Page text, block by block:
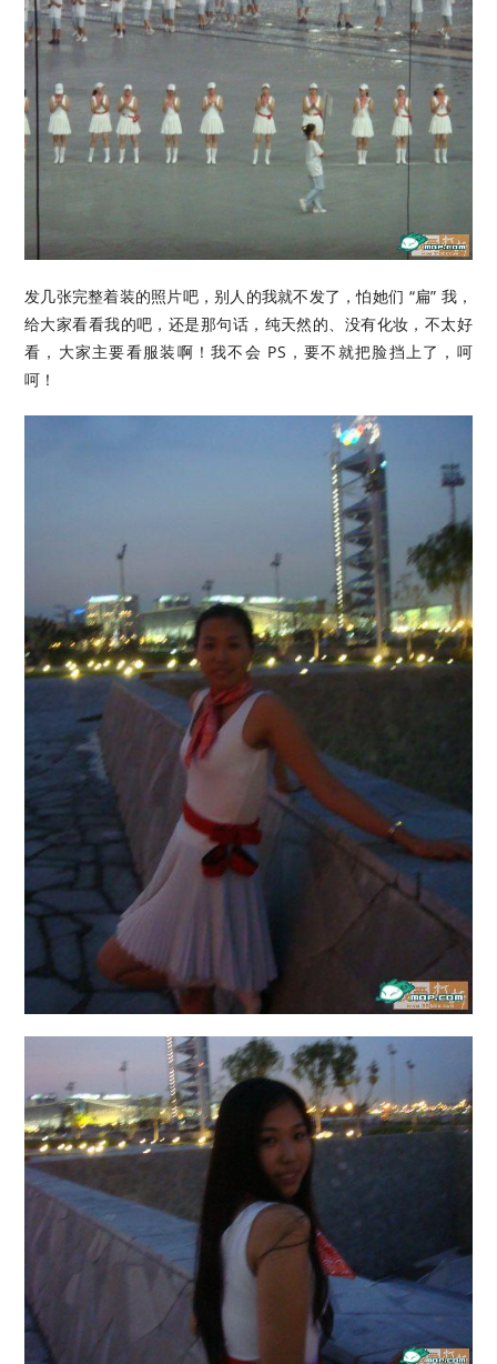
发几张完整着装的照片吧，别人的我就不发了，怕她们 “扁” 我，
给大家看看我的吧，还是那句话，纯天然的、没有化妆，不太好
看，大家主要看服装啊！我不会 PS，要不就把脸挡上了，呵
呵！